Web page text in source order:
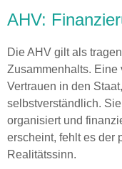
AHV:
Die AHV gilt als
Zusammenhalts. Eine
Vertrauen in den
selbstverständlich.
organisiert und
erscheint, fehlt es der
Realitätssinn.